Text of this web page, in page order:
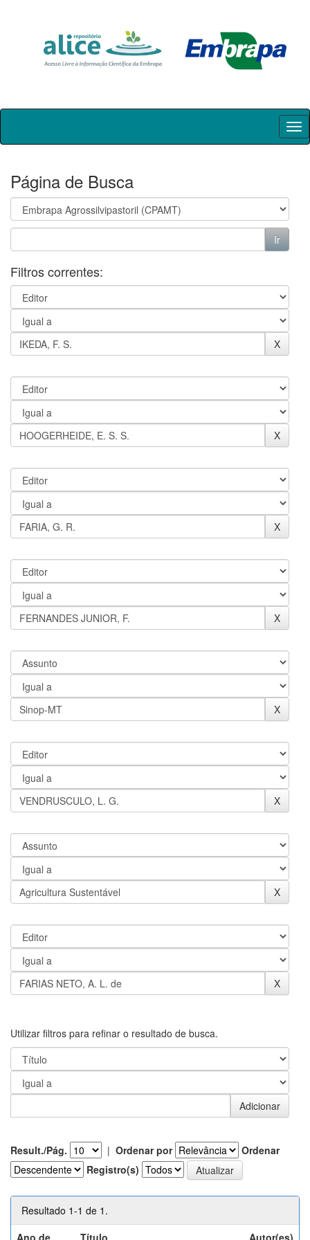
Skip
Página de Busca
Filtros correntes:
Utilizar filtros para refinar o resultado de busca.
Result./Pág. | Ordenar por
Ordenar
Registro(s)
Resultado 1-1 de 1.
Ano de
Título Autor(es)